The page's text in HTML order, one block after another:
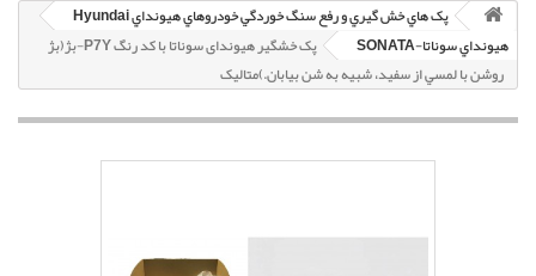
پک هاي خش گيري و رفع سنگ خوردگي خودروهاي هيونداي Hyundai
هيونداي سوناتا-SONATA
پک خشگير هیوندای سوناتا با کد رنگ P7Y-بژ(بژ
روشن با لمسي از سفيد، شبيه به شن بيابان.)متاليک